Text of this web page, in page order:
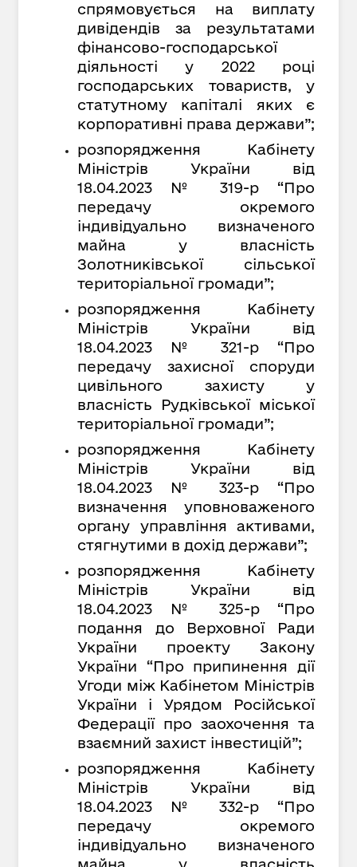
спрямовується на виплату
дивідендів за результатами
фінансово-господарської
діяльності у 2022 році
господарських товариств, у
статутному капіталі яких є
корпоративні права держави”;
розпорядження Кабінету
Міністрів України від
18.04.2023 № 319-р “Про
передачу окремого
індивідуально визначеного
майна у власність
Золотниківської сільської
територіальної громади”;
розпорядження Кабінету
Міністрів України від
18.04.2023 № 321-р “Про
передачу захисної споруди
цивільного захисту у
власність Рудківської міської
територіальної громади”;
розпорядження Кабінету
Міністрів України від
18.04.2023 № 323-р “Про
визначення уповноваженого
органу управління активами,
стягнутими в дохід держави”;
розпорядження Кабінету
Міністрів України від
18.04.2023 № 325-р “Про
подання до Верховної Ради
України проекту Закону
України “Про припинення дії
Угоди між Кабінетом Міністрів
України і Урядом Російської
Федерації про заохочення та
взаємний захист інвестицій”;
розпорядження Кабінету
Міністрів України від
18.04.2023 № 332-р “Про
передачу окремого
індивідуально визначеного
майна у власність